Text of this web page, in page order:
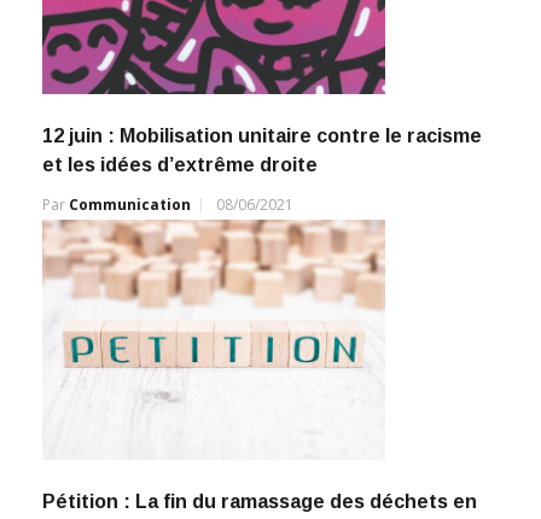
12 juin : Mobilisation unitaire contre le racisme
et les idées d’extrême droite
Par Communication 08/06/2021
Pétition : La fin du ramassage des déchets en